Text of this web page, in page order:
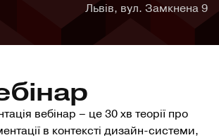
Львів, вул. Замкнена 9
вебінар – це 30 хв теорії про
в контексті дизайн-системи,